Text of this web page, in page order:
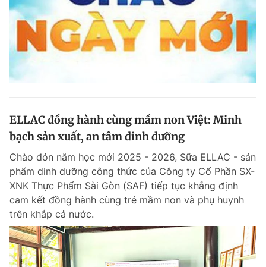
ELLAC đồng hành cùng mầm non Việt: Minh
bạch sản xuất, an tâm dinh dưỡng
Chào đón năm học mới 2025 - 2026, Sữa ELLAC - sản
phẩm dinh dưỡng công thức của Công ty Cổ Phần SX-
XNK Thực Phẩm Sài Gòn (SAF) tiếp tục khẳng định
cam kết đồng hành cùng trẻ mầm non và phụ huynh
trên khắp cả nước.